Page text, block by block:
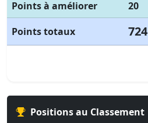
Points à améliorer
20
Points totaux
724
Positions au Classement